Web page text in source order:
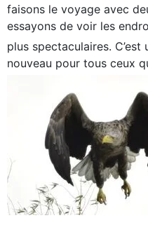
faisons le voyage avec
essayons de voir les
plus spectaculaires.
nouveau pour tous ceux